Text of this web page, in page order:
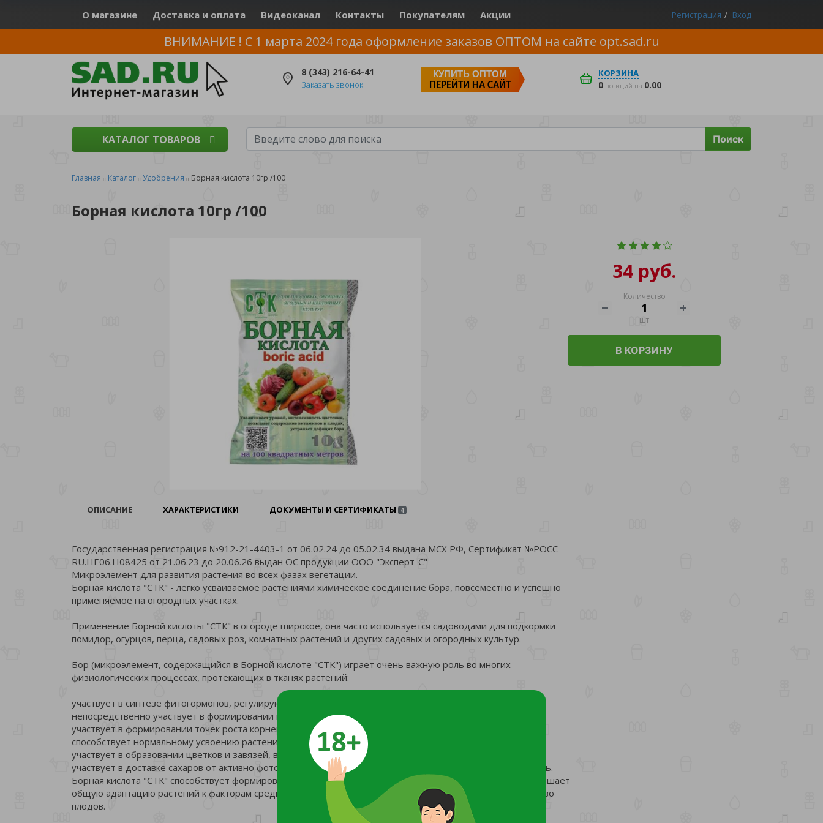
О магазине Доставка и оплата Видеоканал Контакты Покупателям Акции Регистрация Вход
ВНИМАНИЕ ! С 1 марта 2024 года оформление заказов ОПТОМ на сайте opt.sad.ru
8 (343) 216-64-41
Заказать звонок
КУПИТЬ ОПТОМ
ПЕРЕЙТИ НА САЙТ
КОРЗИНА
0 позиций на 0.00
КАТАЛОГ ТОВАРОВ Поиск
Главная Каталог Удобрения Борная кислота 10гр /100
Борная кислота 10гр /100
34 руб.
Количество
шт
В КОРЗИНУ
ОПИСАНИЕ ХАРАКТЕРИСТИКИ ДОКУМЕНТЫ И СЕРТИФИКАТЫ 4
Государственная регистрация №912-21-4403-1 от 06.02.24 до 05.02.34 выдана МСХ РФ, Сертификат №РОСС
RU.НЕ06.Н08425 от 21.06.23 до 20.06.26 выдан ОС продукции ООО "Эксперт-С"
Микроэлемент для развития растения во всех фазах вегетации.
Борная кислота "СТК" - легко усваиваемое растениями химическое соединение бора, повсеместно и успешно
применяемое на огородных участках.
Применение Борной кислоты "СТК" в огороде широкое, она часто используется садоводами для подкормки
помидор, огурцов, перца, садовых роз, комнатных растений и других садовых и огородных культур.
Бор (микроэлемент, содержащийся в Борной кислоте "СТК") играет очень важную роль во многих
физиологических процессах, протекающих в тканях растений:
участвует в синтезе фитогормонов, регулирующих рост и развитие растений;
непосредственно участвует в формировании клеточных стенок;
участвует в формировании точек роста корней и побегов, в делении клеток;
способствует нормальному усвоению растениями кальция;
участвует в образовании цветков и завязей, в развитии плодов;
участвует в доставке сахаров от активно фотосинтезирующих листьев к плодам, повышая их сахаристость.
Борная кислота "СТК" способствует формированию мощного листового аппарата, корневой системы, повышает
общую адаптацию растений к факторам среды, стимулирует цветение и урожайность и улучшает качество
плодов.